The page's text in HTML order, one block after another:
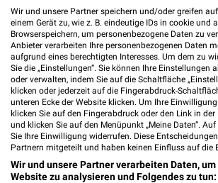
67685 Weilerbach
Heute 07:00 - 21:00 Uhr |
526,49 km • Angebote: 1
nah und gut SPAR Markt
Hauptstraße 37
67685 Weilerbach
Heute 08:00 - 19:00 Uhr |
526,34 km
Wir und unsere Partner speichern und/oder greifen
einem Gerät zu, wie z. B. eindeutige IDs in cookie und
Browserspeichern, um personenbezogene Daten zu
Anbieter verarbeiten Ihre personenbezogenen Daten
aufgrund eines berechtigten Interesses. Um dem zu
Sie die „Einstellungen“. Sie können Ihre Einstellungen
oder verwalten, indem Sie auf die Schaltfläche
klicken oder jederzeit auf die Fingerabdruck-
unteren Ecke der Website klicken. Um Ihre
klicken Sie auf den Fingerabdruck oder den Link in der
und klicken Sie auf den Menüpunkt „Meine Daten“.
Sie Ihre Einwilligung widerrufen. Diese
Partnern mitgeteilt und haben keinen Einfluss auf die
Wir und unsere Partner verarbeiten Daten,
Website zu analysieren und Folgendes zu tun: